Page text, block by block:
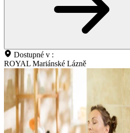
Dostupné v :
ROYAL Mariánské Lázně